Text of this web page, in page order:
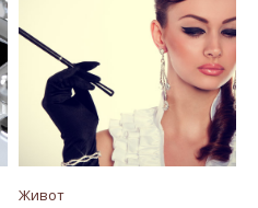
Живот